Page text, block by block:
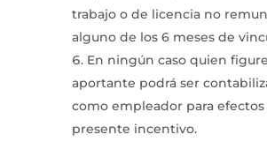
trabajo o de licencia no
alguno de los 6 meses de
En ningún caso quien
aportante podrá ser
como empleador para efectos
presente incentivo.